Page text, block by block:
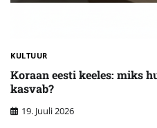
KULTUUR
Koraan eesti keeles: miks
kasvab?
19. Juuli 2026